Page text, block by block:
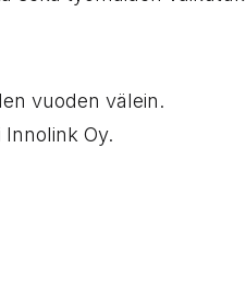
vuoden välein.
Oy.